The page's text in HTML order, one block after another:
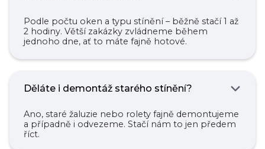
Podle počtu oken a typu stínění – běžně stačí 1 až
2 hodiny. Větší zakázky zvládneme během
jednoho dne, ať to máte fajně hotové.
Děláte i demontáž starého stínění?
Ano, staré žaluzie nebo rolety fajně demontujeme
a případně i odvezeme. Stačí nám to jen předem
říct.